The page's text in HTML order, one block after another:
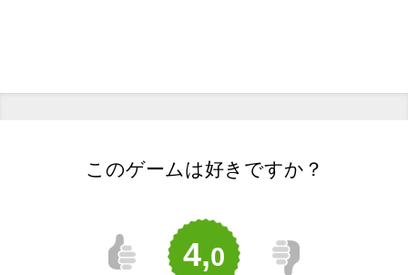
このゲームは好きですか？
4,0